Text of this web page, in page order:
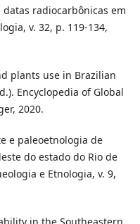
datas radiocarbônicas em
v. 32, p. 119-134,
plants use in Brazilian
Encyclopedia of Global
2020.
e paleoetnologia de
do estado do Rio de
e Etnologia, v. 9,
in the Southeastern